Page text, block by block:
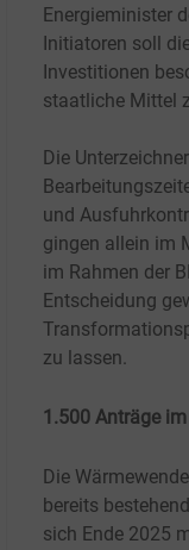
Energieminister
Initiatoren soll
Investitionen
staatliche Mittel
Die
und
gingen allein im
im Rahmen der
Entscheidung
zu lassen.
1.500 Anträge
Die
bereits
sich Ende 2025